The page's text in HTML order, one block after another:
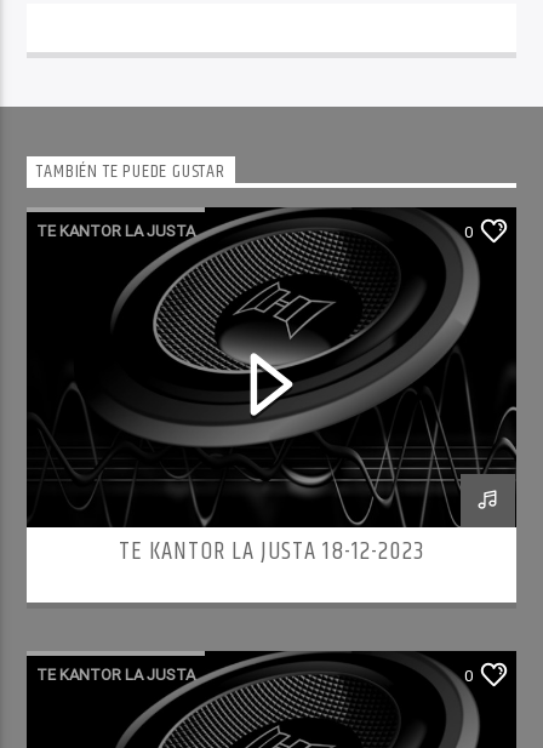
TAMBIÉN TE PUEDE GUSTAR
TE KANTOR LA JUSTA 0
TE KANTOR LA JUSTA 18-12-2023
TE KANTOR LA JUSTA 0